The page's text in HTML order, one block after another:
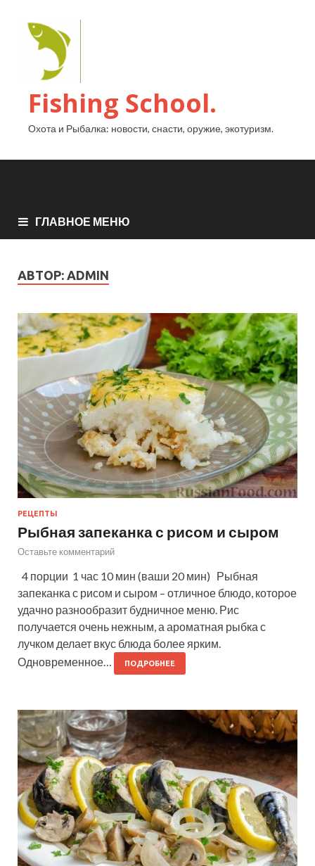
Fishing School.
Охота и Рыбалка: новости, снасти, оружие, экотуризм.
ГЛАВНОЕ МЕНЮ
АВТОР: ADMIN
РЕЦЕПТЫ
Рыбная запеканка с рисом и сыром
Оставьте комментарий
4 порции 1 час 10 мин (ваши 20 мин) Рыбная
запеканка с рисом и сыром – отличное блюдо, которое
удачно разнообразит будничное меню. Рис
получается очень нежным, а ароматная рыбка с
лучком делает вкус блюда более ярким.
Одновременное…
ПОДРОБНЕЕ